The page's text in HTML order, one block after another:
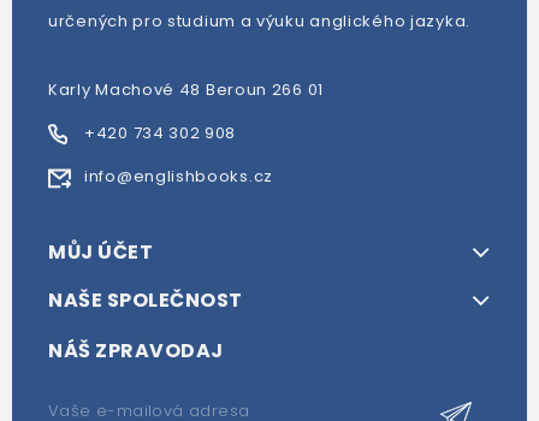
určených pro studium a výuku anglického jazyka.
Karly Machové 48 Beroun 266 01
+420 734 302 908
info@englishbooks.cz
MŮJ ÚČET
NAŠE SPOLEČNOST
NÁŠ ZPRAVODAJ